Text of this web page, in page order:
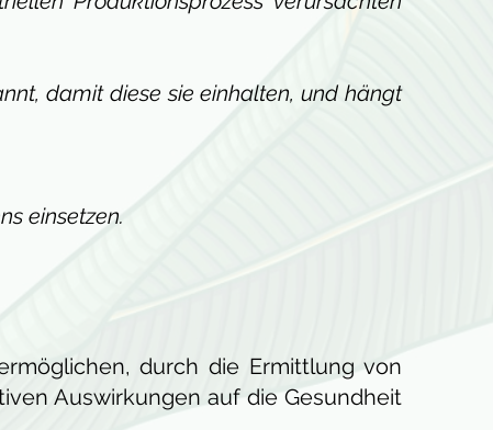
damit diese sie einhalten, und hängt
einsetzen.
durch die Ermittlung von
Auswirkungen auf die Gesundheit